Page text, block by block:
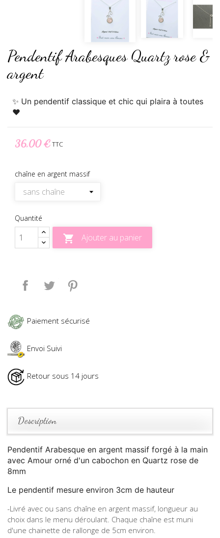
Pendentif Arabesques Quartz rose &
argent
✨ Un pendentif classique et chic qui plaira à toutes
♥
36,00 €TTC
chaîne en argent massif
Quantité
 Ajouter au panier
Partager Tweet
Paiement sécurisé
Envoi Suivi
Retour sous 14 jours
Description
Pendentif Arabesque en argent massif forgé à la main
avec Amour orné d'un cabochon en Quartz rose de
8mm
Le pendentif mesure environ 3cm de hauteur
-Livré avec ou sans chaîne en argent massif, longueur au
choix dans le menu déroulant. Chaque chaîne est muni
d'une chainette de rallonge de 5cm environ.